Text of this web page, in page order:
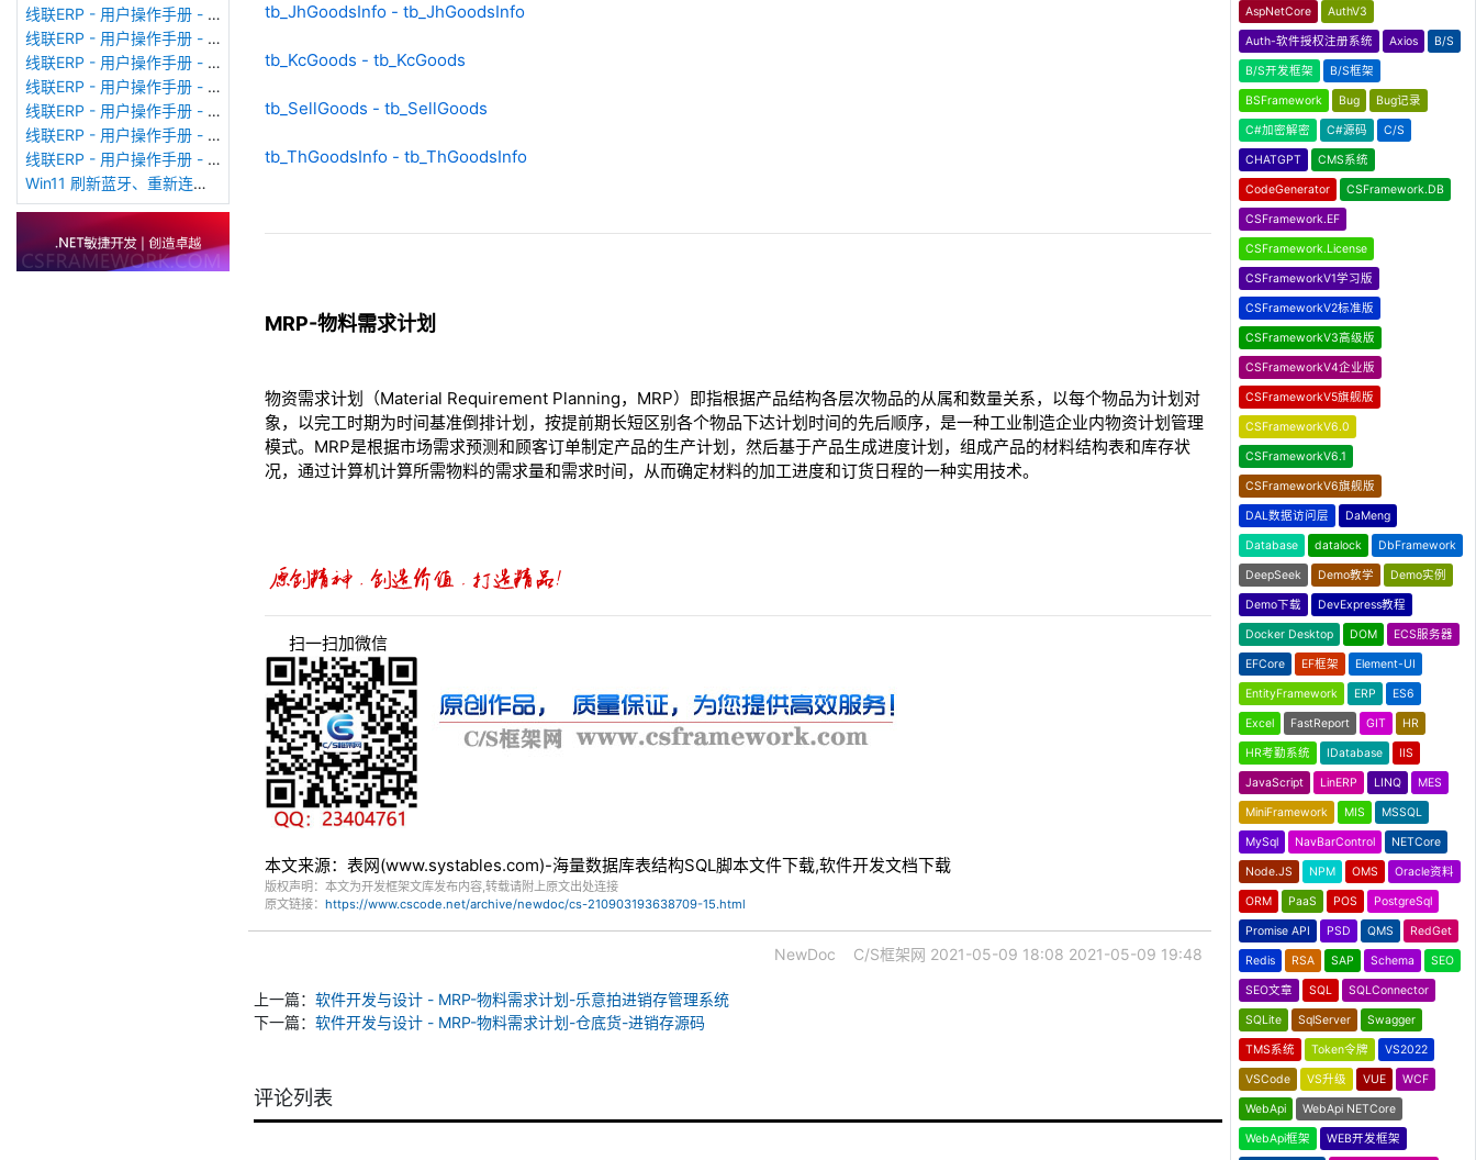
线联ERP - 用户操作手册 - 补卡管理
线联ERP - 用户操作手册 - 考勤设备管理
线联ERP - 用户操作手册 - 考勤参数配置
线联ERP - 用户操作手册 - 考勤设备绑定
线联ERP - 用户操作手册 - 员工档案
线联ERP - 用户操作手册 - 班次管理
线联ERP - 用户操作手册 - 排班管理
Win11 刷新蓝牙、重新连接蓝牙音响
tb_JhGoodsInfo - tb_JhGoodsInfo
tb_KcGoods - tb_KcGoods
tb_SellGoods - tb_SellGoods
tb_ThGoodsInfo - tb_ThGoodsInfo
MRP-物料需求计划
物资需求计划（Material Requirement Planning，MRP）即指根据产品结构各层次物品的从属和数量关系，以每个物品为计划对
象，以完工时期为时间基准倒排计划，按提前期长短区别各个物品下达计划时间的先后顺序，是一种工业制造企业内物资计划管理
模式。MRP是根据市场需求预测和顾客订单制定产品的生产计划，然后基于产品生成进度计划，组成产品的材料结构表和库存状
况，通过计算机计算所需物料的需求量和需求时间，从而确定材料的加工进度和订货日程的一种实用技术。
扫一扫加微信
本文来源：表网(www.systables.com)-海量数据库表结构SQL脚本文件下载,软件开发文档下载
版权声明：本文为开发框架文库发布内容,转载请附上原文出处连接
原文链接： https://www.cscode.net/archive/newdoc/cs-210903193638709-15.html
NewDoc C/S框架网 2021-05-09 18:08 2021-05-09 19:48
上一篇： 软件开发与设计 - MRP-物料需求计划-乐意拍进销存管理系统
下一篇： 软件开发与设计 - MRP-物料需求计划-仓底货-进销存源码
评论列表
AspNetCore AuthV3
Auth-软件授权注册系统 Axios B/S
B/S开发框架 B/S框架
BSFramework Bug Bug记录
C#加密解密 C#源码 C/S
CHATGPT CMS系统
CodeGenerator CSFramework.DB
CSFramework.EF
CSFramework.License
CSFrameworkV1学习版
CSFrameworkV2标准版
CSFrameworkV3高级版
CSFrameworkV4企业版
CSFrameworkV5旗舰版
CSFrameworkV6.0
CSFrameworkV6.1
CSFrameworkV6旗舰版
DAL数据访问层 DaMeng
Database datalock DbFramework
DeepSeek Demo教学 Demo实例
Demo下载 DevExpress教程
Docker Desktop DOM ECS服务器
EFCore EF框架 Element-UI
EntityFramework ERP ES6
Excel FastReport GIT HR
HR考勤系统 IDatabase IIS
JavaScript LinERP LINQ MES
MiniFramework MIS MSSQL
MySql NavBarControl NETCore
Node.JS NPM OMS Oracle资料
ORM PaaS POS PostgreSql
Promise API PSD QMS RedGet
Redis RSA SAP Schema SEO
SEO文章 SQL SQLConnector
SQLite SqlServer Swagger
TMS系统 Token令牌 VS2022
VSCode VS升级 VUE WCF
WebApi WebApi NETCore
WebApi框架 WEB开发框架